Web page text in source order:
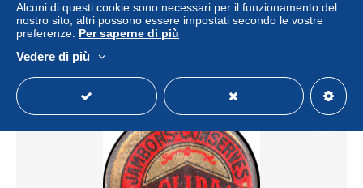
± 346,77 USD
Stato
Nuovo
Alcuni di questi cookie sono necessari per il funzionamento del
nostro sito, altri possono essere impostati secondo le vostre
preferenze. Per saperne di più
Vedere di più